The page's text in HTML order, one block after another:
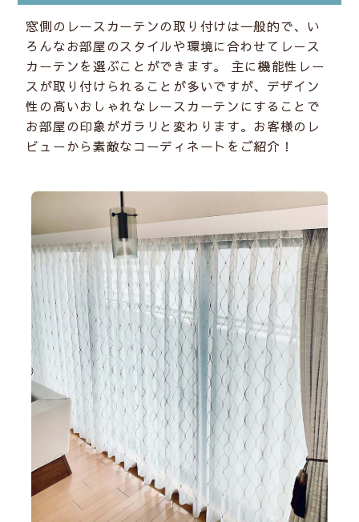
窓側のレースカーテンの取り付けは一般的で、い
ろんなお部屋のスタイルや環境に合わせてレ－ス
カーテンを選ぶことができます。 主に機能性レー
スが取り付けられることが多いですが、デザイン
性の高いおしゃれなレースカーテンにすることで
お部屋の印象がガラリと変わります。お客様のレ
ビューから素敵なコーディネートをご紹介！